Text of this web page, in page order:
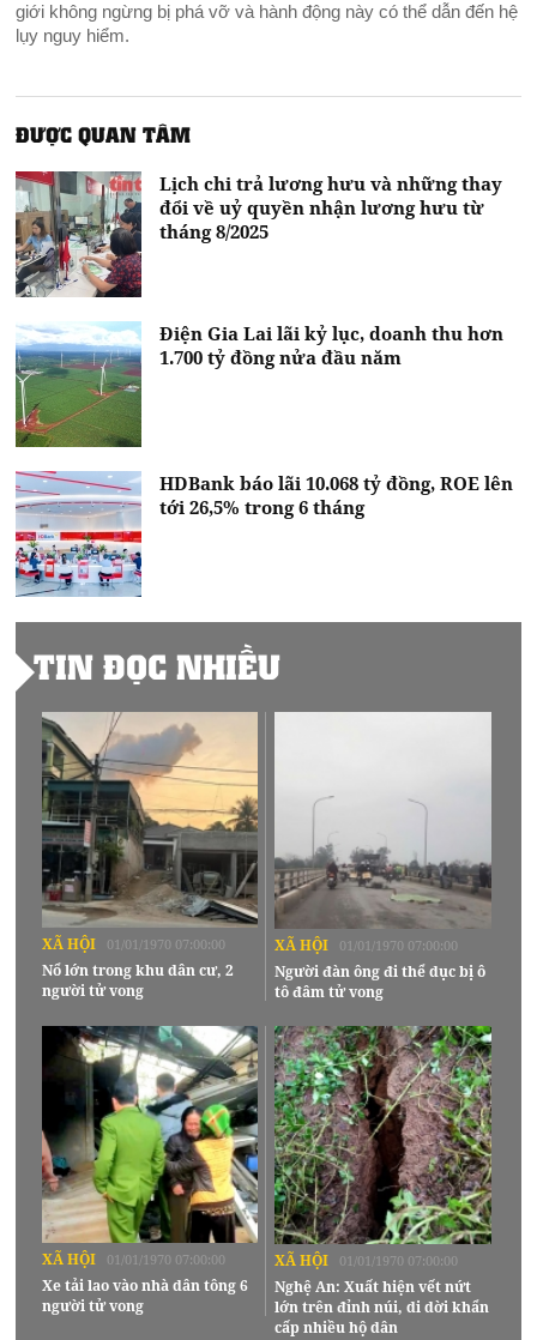
giới không ngừng bị phá vỡ và hành động này có thể dẫn đến hệ
lụy nguy hiểm.
ĐƯỢC QUAN TÂM
Lịch chi trả lương hưu và những thay
đổi về uỷ quyền nhận lương hưu từ
tháng 8/2025
Điện Gia Lai lãi kỷ lục, doanh thu hơn
1.700 tỷ đồng nửa đầu năm
HDBank báo lãi 10.068 tỷ đồng, ROE lên
tới 26,5% trong 6 tháng
TIN ĐỌC NHIỀU
XÃ HỘI 01/01/1970 07:00:00
Nổ lớn trong khu dân cư, 2
người tử vong
XÃ HỘI 01/01/1970 07:00:00
Người đàn ông đi thể dục bị ô
tô đâm tử vong
XÃ HỘI 01/01/1970 07:00:00
Xe tải lao vào nhà dân tông 6
người tử vong
XÃ HỘI 01/01/1970 07:00:00
Nghệ An: Xuất hiện vết nứt
lớn trên đỉnh núi, di dời khẩn
cấp nhiều hộ dân